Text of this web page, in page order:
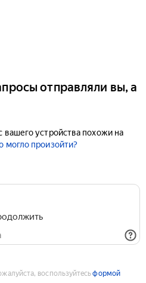
отправляли вы, а
вашего устройства похожи на
могло произойти?
воспользуйтесьформой